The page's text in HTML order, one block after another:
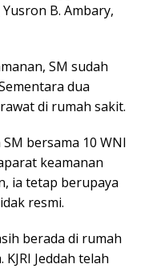
B. Ambary,
SM sudah
dua
di rumah sakit.
bersama 10 WNI
keamanan
ia tetap berupaya
resmi.
berada di rumah
Jeddah telah